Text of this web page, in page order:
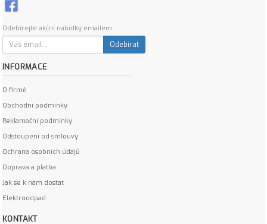
Odebírejte akční nabídky emailem:
Odebírat
INFORMACE
O firmě
Obchodní podmínky
Reklamační podmínky
Odstoupení od smlouvy
Ochrana osobních údajů
Doprava a platba
Jak se k nám dostat
Elektroodpad
KONTAKT